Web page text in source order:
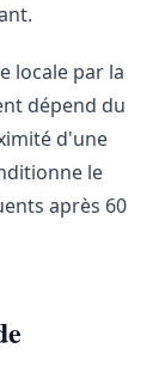
locale par la
dépend du
d'une
le
après 60